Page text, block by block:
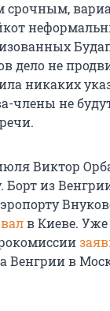
дело не
никаких
члены не
Виктор
Борт из
в Киеве. Уже
Венгрии в